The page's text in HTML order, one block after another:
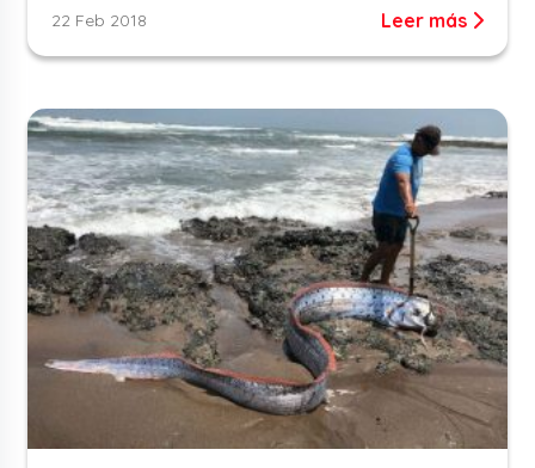
22 Feb 2018 Leer más